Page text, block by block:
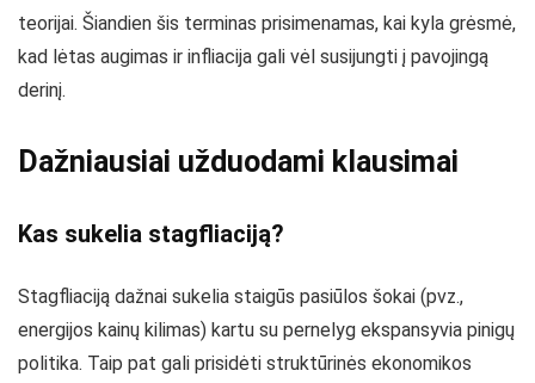
teorijai. Šiandien šis terminas prisimenamas, kai kyla grėsmė,
kad lėtas augimas ir infliacija gali vėl susijungti į pavojingą
derinį.
Dažniausiai užduodami klausimai
Kas sukelia stagfliaciją?
Stagfliaciją dažnai sukelia staigūs pasiūlos šokai (pvz.,
energijos kainų kilimas) kartu su pernelyg ekspansyvia pinigų
politika. Taip pat gali prisidėti struktūrinės ekonomikos